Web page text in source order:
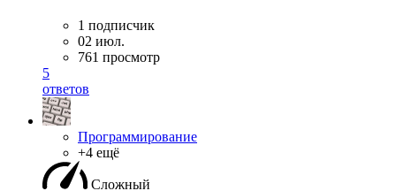
1 подписчик
02 июл.
761 просмотр
5
ответов
Программирование
+4 ещё
Сложный